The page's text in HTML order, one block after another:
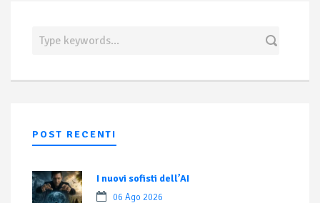
POST RECENTI
I nuovi sofisti dell’AI
06 Ago 2026